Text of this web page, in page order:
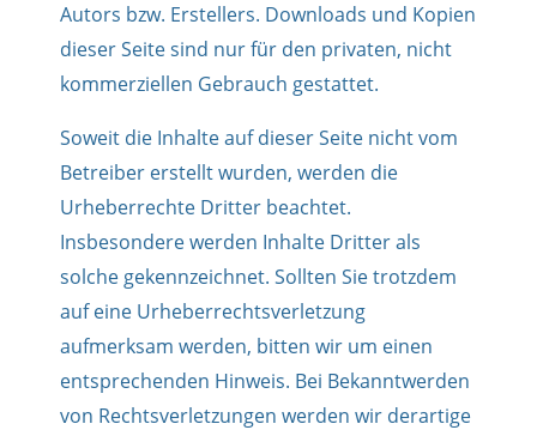
Autors bzw. Erstellers. Downloads und Kopien
dieser Seite sind nur für den privaten, nicht
kommerziellen Gebrauch gestattet.
Soweit die Inhalte auf dieser Seite nicht vom
Betreiber erstellt wurden, werden die
Urheberrechte Dritter beachtet.
Insbesondere werden Inhalte Dritter als
solche gekennzeichnet. Sollten Sie trotzdem
auf eine Urheberrechtsverletzung
aufmerksam werden, bitten wir um einen
entsprechenden Hinweis. Bei Bekanntwerden
von Rechtsverletzungen werden wir derartige